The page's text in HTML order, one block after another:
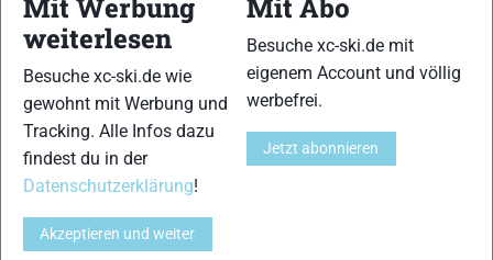
29 30
31
Mit Werbung
weiterlesen
Besuche xc-ski.de wie
gewohnt mit Werbung und
Tracking. Alle Infos dazu
findest du in der
Datenschutzerklärung!
Akzeptieren und weiter
Mit Abo
Besuche xc-ski.de mit
eigenem Account und völlig
werbefrei.
Jetzt abonnieren